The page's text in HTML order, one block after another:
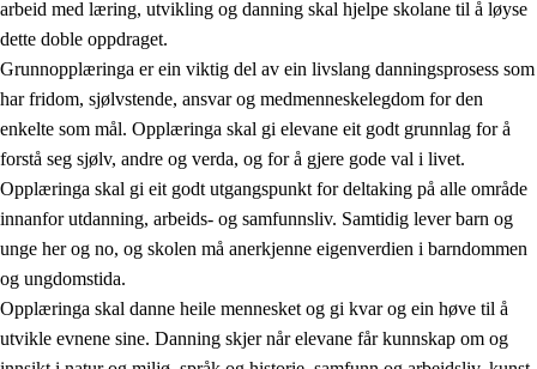
2. Prinsipp for læring, utvikling og danning
2.1 Sosial læring og utvikling
2.2 Kompetanse i faga
2.3 Grunnleggjande ferdigheiter
arbeid med læring, utvikling og danning skal hjelpe skolane til å løyse
dette doble oppdraget.
Grunnopplæringa er ein viktig del av ein livslang danningsprosess som
har fridom, sjølvstende, ansvar og medmenneskelegdom for den
enkelte som mål. Opplæringa skal gi elevane eit godt grunnlag for å
forstå seg sjølv, andre og verda, og for å gjere gode val i livet.
Opplæringa skal gi eit godt utgangspunkt for deltaking på alle område
innanfor utdanning, arbeids- og samfunnsliv. Samtidig lever barn og
unge her og no, og skolen må anerkjenne eigenverdien i barndommen
og ungdomstida.
Opplæringa skal danne heile mennesket og gi kvar og ein høve til å
utvikle evnene sine. Danning skjer når elevane får kunnskap om og